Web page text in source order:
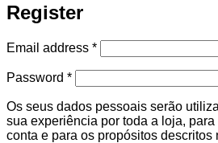
Register
Email address *Required
Password *Required
Os seus dados pessoais serão
sua experiência por toda a loja,
conta e para os propósitos descritos